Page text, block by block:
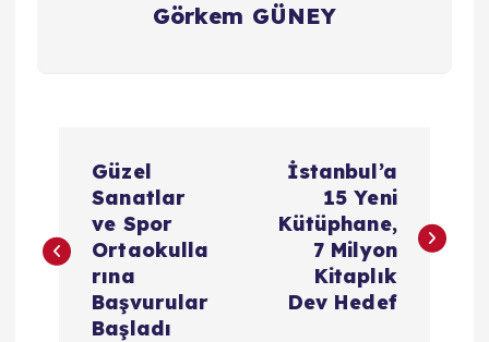
Görkem GÜNEY
z
Güzel
Sanatlar
ve Spor
Ortaokulla
rına
Başvurular
Başladı
İstanbul’a
15 Yeni
Kütüphane,
7 Milyon
Kitaplık
Dev Hedef